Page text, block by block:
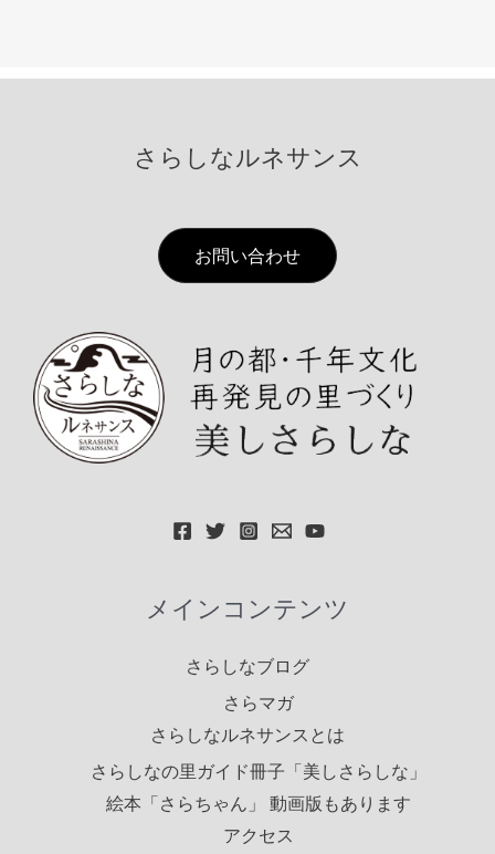
さらしなルネサンス
お問い合わせ
メインコンテンツ
さらしなブログ
さらマガ
さらしなルネサンスとは
さらしなの里ガイド冊子「美しさらしな」
絵本「さらちゃん」 動画版もあります
アクセス